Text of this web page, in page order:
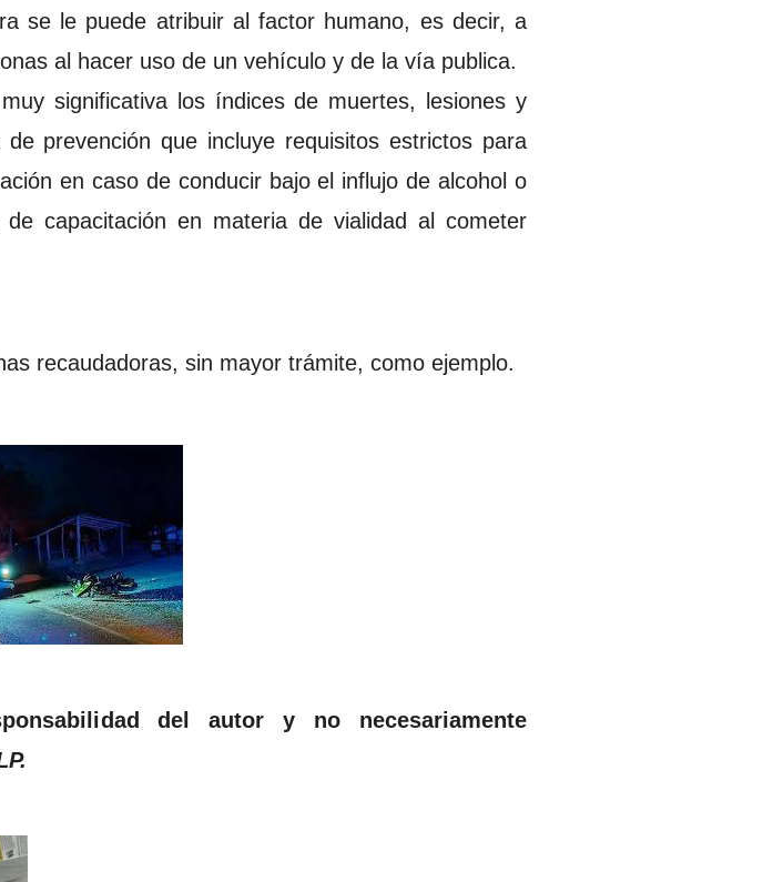
se le puede atribuir al factor humano, es decir, a
al hacer uso de un vehículo y de la vía publica.
significativa los índices de muertes, lesiones y
prevención que incluye requisitos estrictos para
en caso de conducir bajo el influjo de alcohol o
capacitación en materia de vialidad al cometer
recaudadoras, sin mayor trámite, como ejemplo.
del autor y no necesariamente